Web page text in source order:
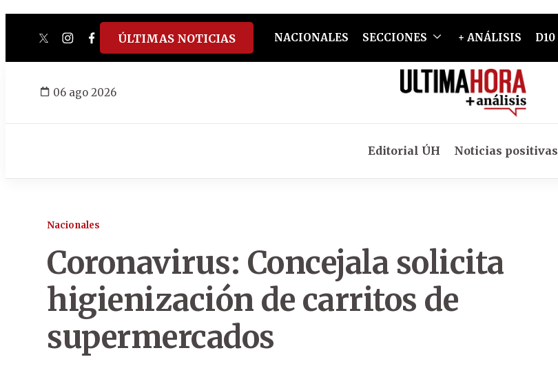
twitterinstagram
facebook
tiktokyoutube
spotify
ÚLTIMAS NOTICIAS NACIONALES SECCIONES + ANÁLISIS D10
06 ago 2026
Editorial ÚH Noticias positivas
Nacionales
Coronavirus: Concejala solicita
higienización de carritos de
supermercados